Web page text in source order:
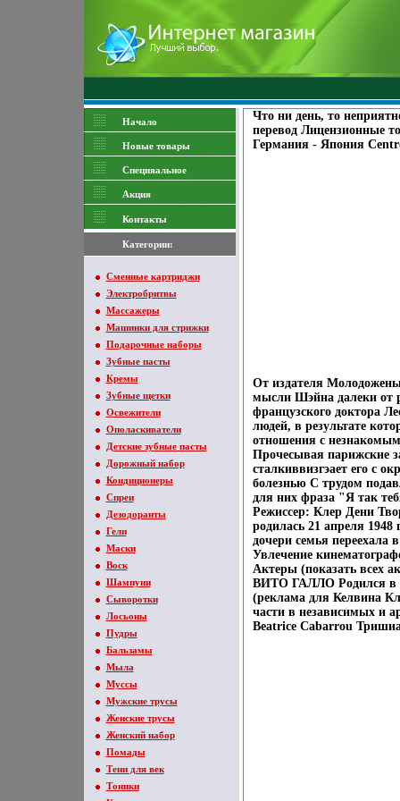
Начало
Новые товары
Специяальное
Акция
Контакты
Категории:
Сменные картриджи
Электробритвы
Массажеры
Машинки для стрижки
Подарочные наборы
Зубные пасты
Кремы
Зубные щетки
Освежители
Ополаскиватели
Детские зубные пасты
Дорожный набор
Кондиционеры
Спреи
Дезодоранты
Гели
Маски
Воск
Шампуни
Сыворотки
Лосьоны
Пудры
Бальзамы
Мыла
Муссы
Мужские трусы
Женские трусы
Женский набор
Помады
Тени для век
Тоники
Что ни день, то
перевод Лицензионные
Германия - Япония
От издателя
мысли Шэйна далеки от
французского доктора
людей, в результате
отношения с
Прочесывая парижские
сталкиввизгэает его с
болезнью С трудом
для них фраза "Я так
Режиссер: Клер Дени
родилась 21 апреля
дочери семья
Увлечение
Актеры (показать всех
ВИТО ГАЛЛО Родился в
(реклама для Келвина
части в независимых и
Beatrice Cabarrou Тришиа